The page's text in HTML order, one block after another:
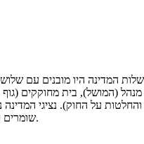
המדינה היו מובנים עם
(המושל), בית מחוקקים
והחלטות על החוק). נציגי המדינה
שומרים על המערכות המוניטריות מס שלהם.